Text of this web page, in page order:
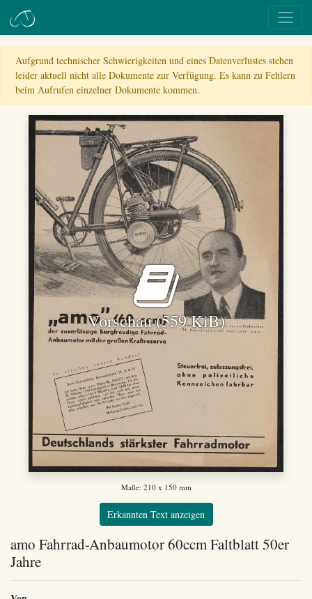
Aufgrund technischer Schwierigkeiten und eines Datenverlustes stehen
leider aktuell nicht alle Dokumente zur Verfügung. Es kann zu Fehlern
beim Aufrufen einzelner Dokumente kommen.
Vorschau (559 KiB)
Maße: 210 x 150 mm
Erkannten Text anzeigen
amo Fahrrad-Anbaumotor 60ccm Faltblatt 50er
Jahre